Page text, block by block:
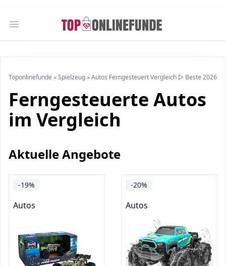
Open main menu
Toponlinefunde »Spielzeug»Autos Ferngesteuert Vergleich ▷ Beste 2026
Ferngesteuerte Autos
im Vergleich
Aktuelle Angebote
-19%
Autos
-20%
Autos